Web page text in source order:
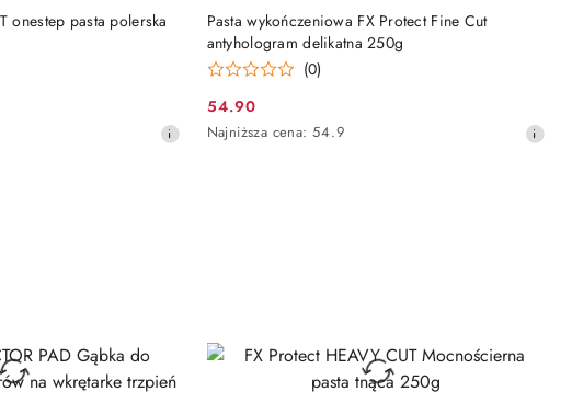
onestep pasta polerska
Pasta wykończeniowa FX Protect Fine Cut
antyhologram delikatna 250g
(0)
Cena
promocyjna:
54.90
Najniższa
Najniższa cena: 54.9
DO KOSZYKA